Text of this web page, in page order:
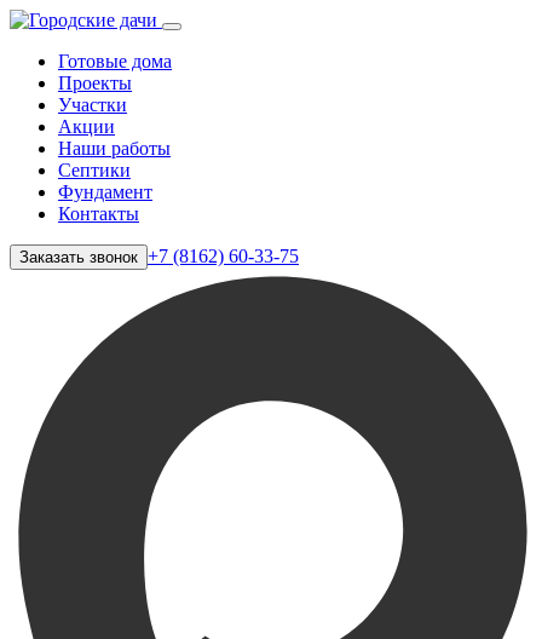
Готовые дома
Проекты
Участки
Акции
Наши работы
Септики
Фундамент
Контакты
Заказать звонок +7 (8162) 60-33-75